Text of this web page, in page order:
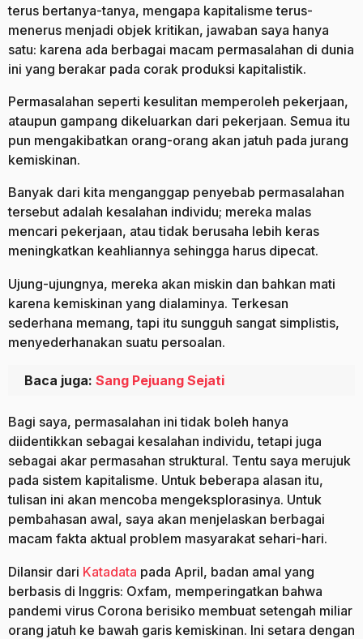
terus bertanya-tanya, mengapa kapitalisme terus-
menerus menjadi objek kritikan, jawaban saya hanya
satu: karena ada berbagai macam permasalahan di dunia
ini yang berakar pada corak produksi kapitalistik.
Permasalahan seperti kesulitan memperoleh pekerjaan,
ataupun gampang dikeluarkan dari pekerjaan. Semua itu
pun mengakibatkan orang-orang akan jatuh pada jurang
kemiskinan.
Banyak dari kita menganggap penyebab permasalahan
tersebut adalah kesalahan individu; mereka malas
mencari pekerjaan, atau tidak berusaha lebih keras
meningkatkan keahliannya sehingga harus dipecat.
Ujung-ujungnya, mereka akan miskin dan bahkan mati
karena kemiskinan yang dialaminya. Terkesan
sederhana memang, tapi itu sungguh sangat simplistis,
menyederhanakan suatu persoalan.
Baca juga: Sang Pejuang Sejati
Bagi saya, permasalahan ini tidak boleh hanya
diidentikkan sebagai kesalahan individu, tetapi juga
sebagai akar permasahan struktural. Tentu saya merujuk
pada sistem kapitalisme. Untuk beberapa alasan itu,
tulisan ini akan mencoba mengeksplorasinya. Untuk
pembahasan awal, saya akan menjelaskan berbagai
macam fakta aktual problem masyarakat sehari-hari.
Dilansir dari Katadata pada April, badan amal yang
berbasis di Inggris: Oxfam, memperingatkan bahwa
pandemi virus Corona berisiko membuat setengah miliar
orang jatuh ke bawah garis kemiskinan. Ini setara dengan